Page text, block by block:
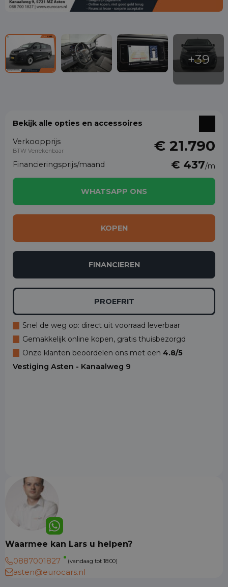
Bekijk alle opties en accessoires
Verkoopprijs
BTW Verrekenbaar € 21.790
Financieringsprijs/maand € 437/m
WHATSAPP ONS
KOPEN
FINANCIEREN
PROEFRIT
Snel de weg op: direct uit voorraad leverbaar
Gemakkelijk online kopen, gratis thuisbezorgd
Onze klanten beoordelen ons met een 4.8/5
Vestiging Asten - Kanaalweg 9
Waarmee kan Lars u helpen?
0887001827
(vandaag tot 18:00)
asten@eurocars.nl